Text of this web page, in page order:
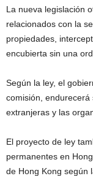
La nueva legislación
relacionados con la
propiedades,
encubierta sin una
Según la ley, el
comisión,
extranjeras y las
El proyecto de ley
permanentes en
de Hong Kong según